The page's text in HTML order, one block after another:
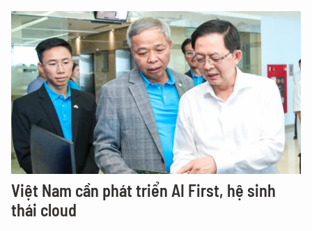
Việt Nam cần phát triển AI First, hệ sinh
thái cloud